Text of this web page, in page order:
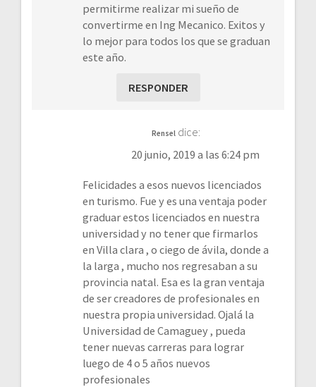
permitirme realizar mi sueño de
convertirme en Ing Mecanico. Exitos y
lo mejor para todos los que se graduan
este año.
RESPONDER
Rensel dice:
20 junio, 2019 a las 6:24 pm
Felicidades a esos nuevos licenciados
en turismo. Fue y es una ventaja poder
graduar estos licenciados en nuestra
universidad y no tener que firmarlos
en Villa clara , o ciego de ávila, donde a
la larga , mucho nos regresaban a su
provincia natal. Esa es la gran ventaja
de ser creadores de profesionales en
nuestra propia universidad. Ojalá la
Universidad de Camaguey , pueda
tener nuevas carreras para lograr
luego de 4 o 5 años nuevos
profesionales